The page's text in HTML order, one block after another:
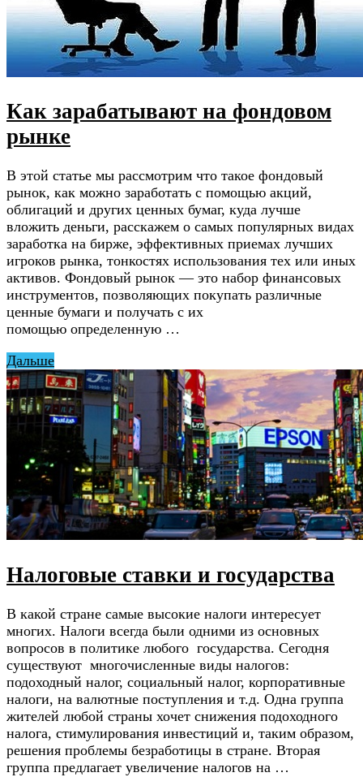
Как зарабатывают на фондовом
рынке
В этой статье мы рассмотрим что такое фондовый
рынок, как можно заработать с помощью акций,
облигаций и других ценных бумаг, куда лучше
вложить деньги, расскажем о самых популярных видах
заработка на бирже, эффективных приемах лучших
игроков рынка, тонкостях использования тех или иных
активов. Фондовый рынок — это набор финансовых
инструментов, позволяющих покупать различные
ценные бумаги и получать с их
помощью определенную …
Дальше
Налоговые ставки и государства
В какой стране самые высокие налоги интересует
многих. Налоги всегда были одними из основных
вопросов в политике любого государства. Сегодня
существуют многочисленные виды налогов:
подоходный налог, социальный налог, корпоративные
налоги, на валютные поступления и т.д. Одна группа
жителей любой страны хочет снижения подоходного
налога, стимулирования инвестиций и, таким образом,
решения проблемы безработицы в стране. Вторая
группа предлагает увеличение налогов на …